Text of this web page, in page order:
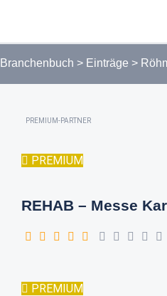
Branchenbuch > Einträge >
PREMIUM-PARTNER
PREMIUM
REHAB – Messe
PREMIUM